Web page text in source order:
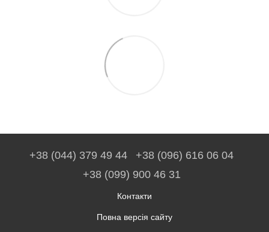
+38 (044) 379 49 44
+38 (096) 616 06 04
+38 (099) 900 46 31
Контакти
Повна версія сайту